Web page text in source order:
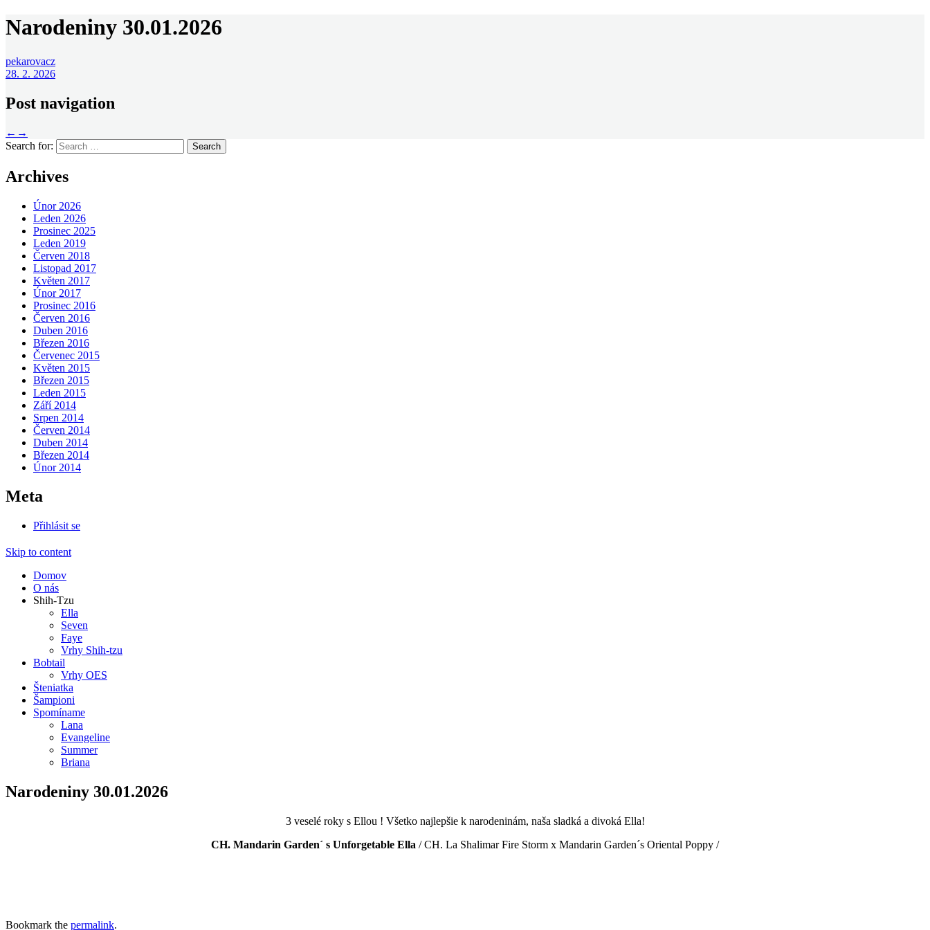
Narodeniny 30.01.2026
pekarovacz
28. 2. 2026
Post navigation
← →
Search for:
Archives
Únor 2026
Leden 2026
Prosinec 2025
Leden 2019
Červen 2018
Listopad 2017
Květen 2017
Únor 2017
Prosinec 2016
Červen 2016
Duben 2016
Březen 2016
Červenec 2015
Květen 2015
Březen 2015
Leden 2015
Září 2014
Srpen 2014
Červen 2014
Duben 2014
Březen 2014
Únor 2014
Meta
Přihlásit se
Skip to content
Domov
O nás
Shih-Tzu
Ella
Seven
Faye
Vrhy Shih-tzu
Bobtail
Vrhy OES
Šteniatka
Šampioni
Spomíname
Lana
Evangeline
Summer
Briana
Narodeniny 30.01.2026
3 veselé roky s Ellou ! Všetko najlepšie k narodeninám, naša sladká a divoká Ella!
CH. Mandarin Garden´ s Unforgetable Ella / CH. La Shalimar Fire Storm x Mandarin Garden´s Oriental Poppy /
Bookmark the permalink.